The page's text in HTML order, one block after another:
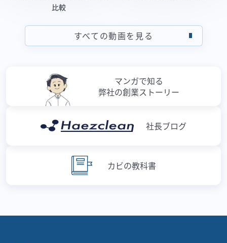
比較
すべての動画を見る
カビの教科書
社長ブログ
マンガで知る
弊社の創業ストーリー